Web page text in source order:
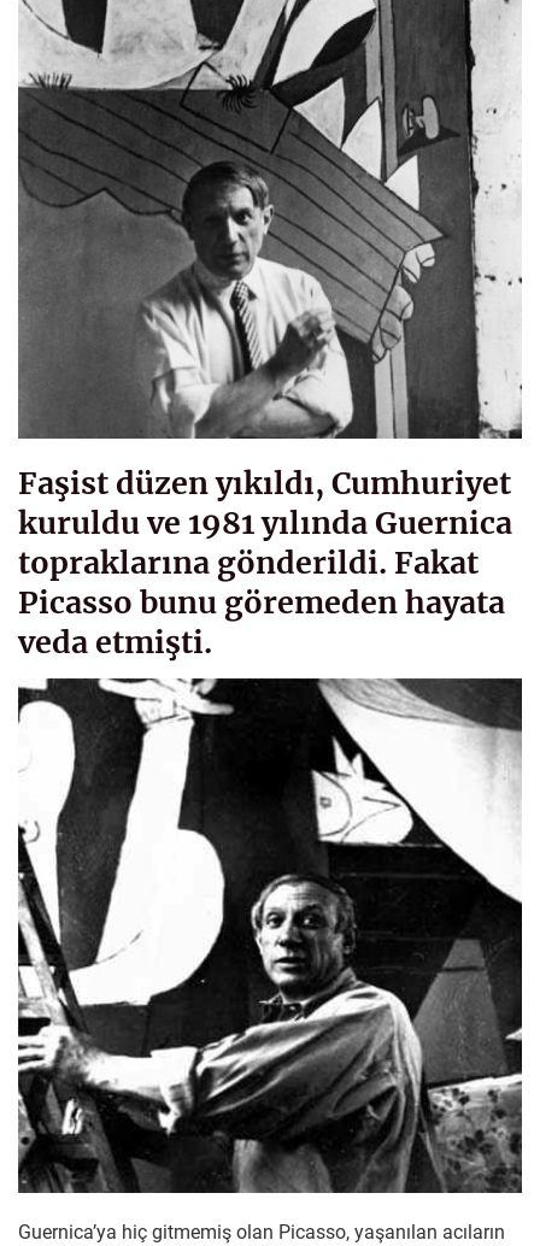
Faşist düzen yıkıldı, Cumhuriyet
kuruldu ve 1981 yılında Guernica
topraklarına gönderildi. Fakat
Picasso bunu göremeden hayata
veda etmişti.
Guernica’ya hiç gitmemiş olan Picasso, yaşanılan acıların